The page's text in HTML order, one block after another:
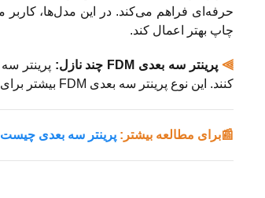
چاپ بهتر اعمال کند.
⫸پرینتر سه بعدی FDM چند نازل:
کنند. این نوع پرینتر سه بعدی FDM بیشتر برای پروژه‌های حرفه‌ای، قطعات ترکیبی و مدل‌هایی با جزئیات بالاتر کاربرد دارد.
📰برای مطالعه بیشتر: پرینتر سه بعدی چیست